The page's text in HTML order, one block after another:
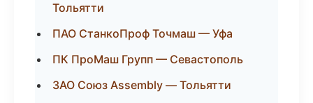
Тольятти
ПАО СтанкоПроф Точмаш — Уфа
ПК ПроМаш Групп — Севастополь
ЗАО Союз Assembly — Тольятти